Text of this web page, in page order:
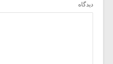
دیدگاه